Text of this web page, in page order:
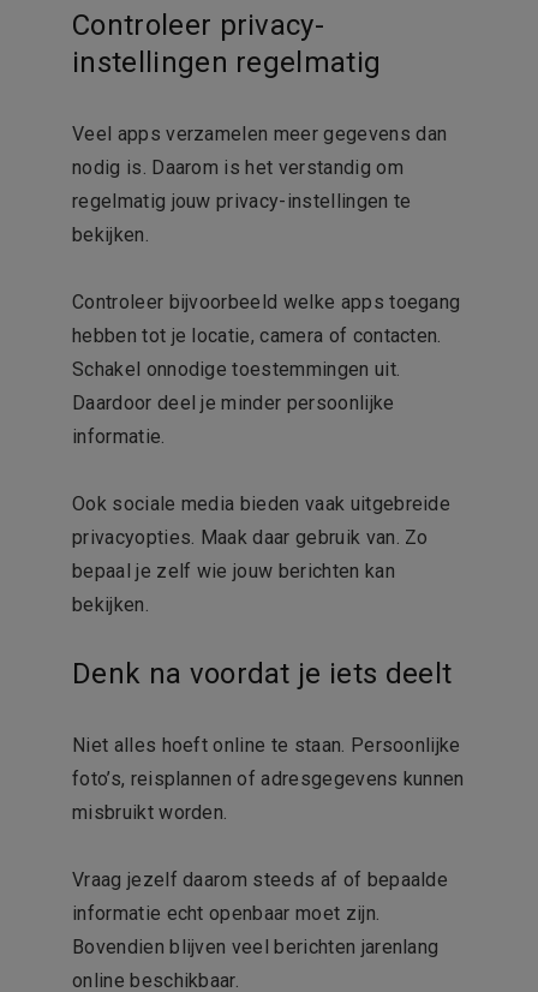
Controleer privacy-
instellingen regelmatig
Veel apps verzamelen meer gegevens dan
nodig is. Daarom is het verstandig om
regelmatig jouw privacy-instellingen te
bekijken.
Controleer bijvoorbeeld welke apps toegang
hebben tot je locatie, camera of contacten.
Schakel onnodige toestemmingen uit.
Daardoor deel je minder persoonlijke
informatie.
Ook sociale media bieden vaak uitgebreide
privacyopties. Maak daar gebruik van. Zo
bepaal je zelf wie jouw berichten kan
bekijken.
Denk na voordat je iets deelt
Niet alles hoeft online te staan. Persoonlijke
foto’s, reisplannen of adresgegevens kunnen
misbruikt worden.
Vraag jezelf daarom steeds af of bepaalde
informatie echt openbaar moet zijn.
Bovendien blijven veel berichten jarenlang
online beschikbaar.